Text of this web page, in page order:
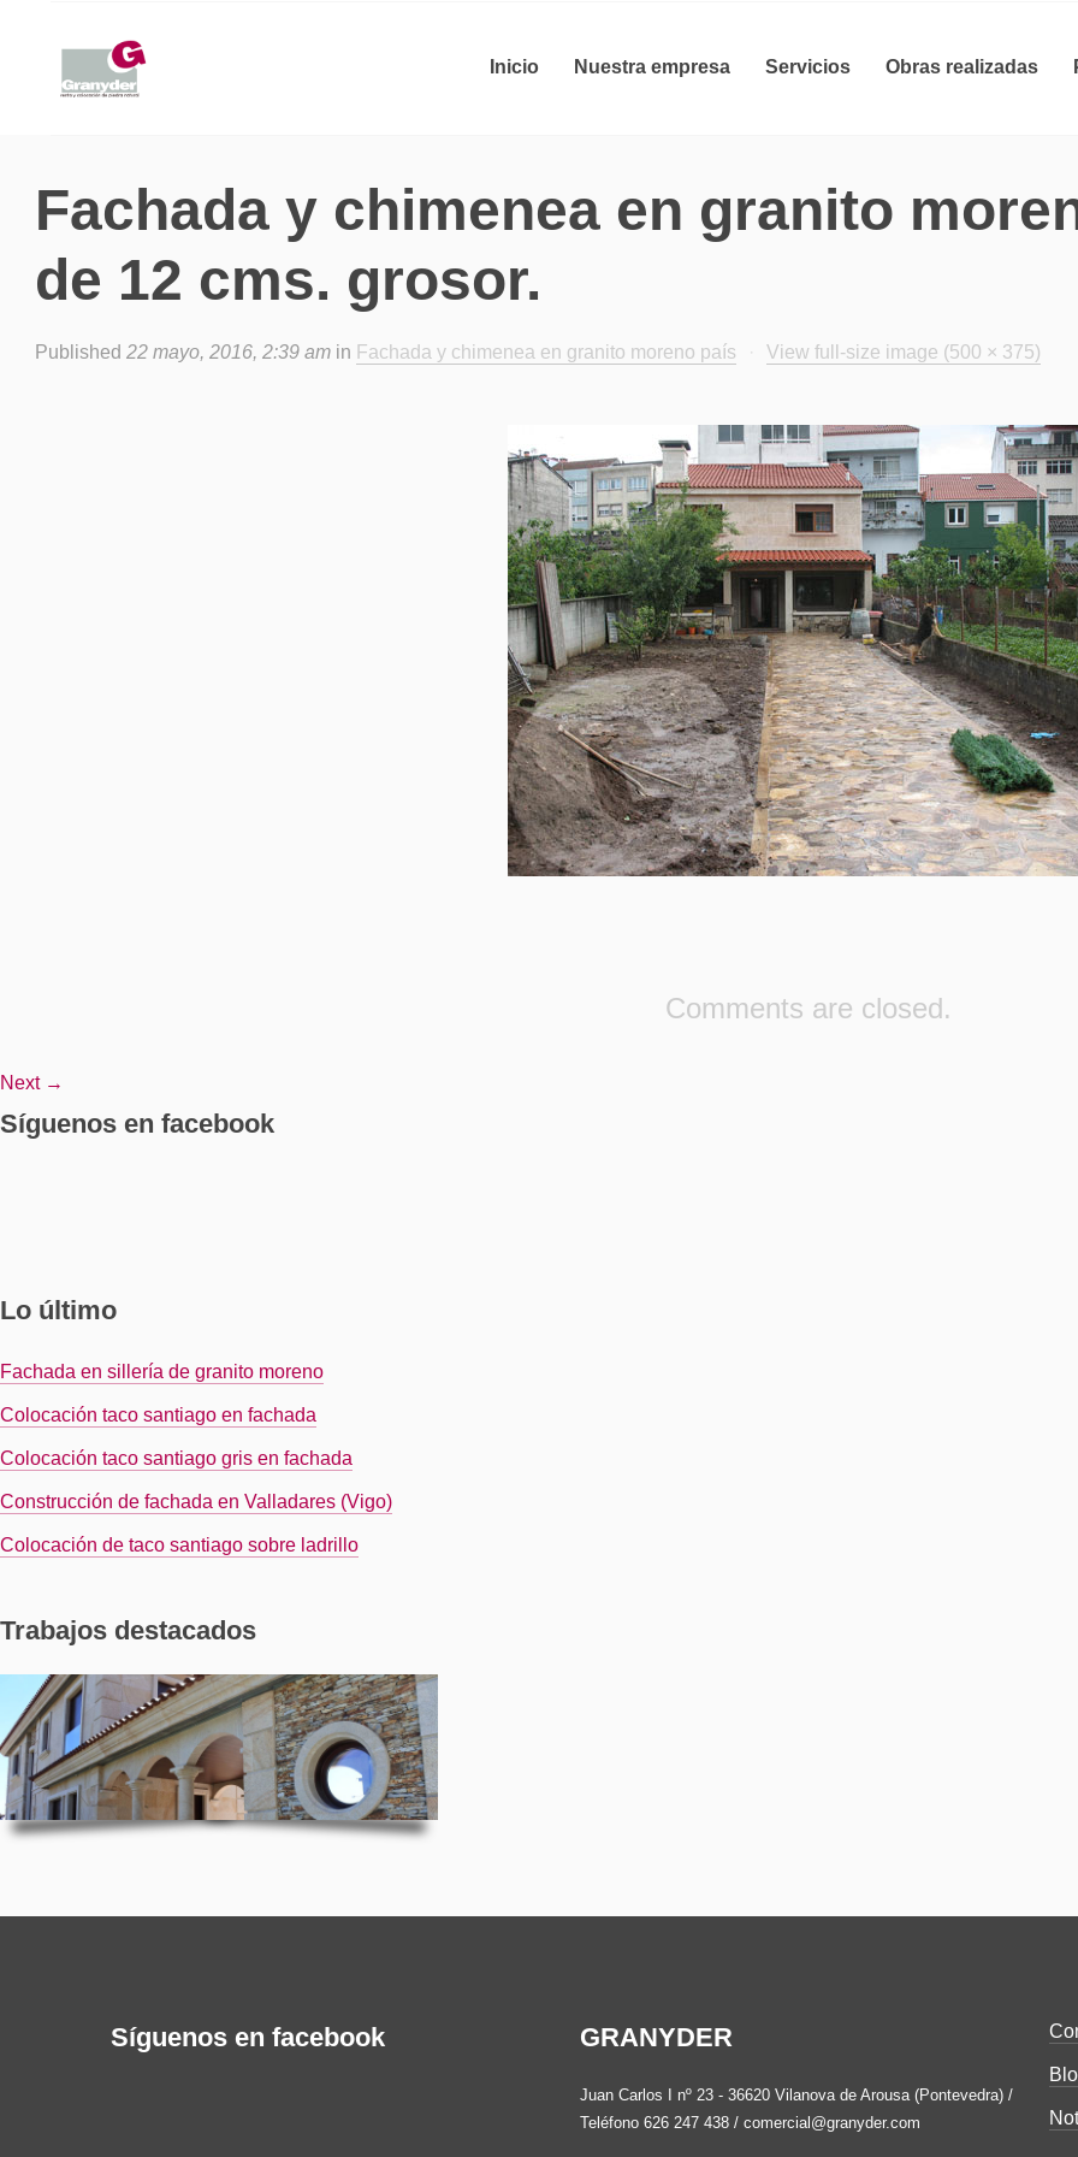
Inicio Nuestra empresa Servicios Obras realizadas
Fachada y chimenea en granito
de 12 cms. grosor.
Published22 mayo, 2016, 2:39 am in Fachada y chimenea en granito moreno país · View full-size image (500 × 375)
Comments are closed.
Next →
Síguenos en facebook
Lo último
Fachada en sillería de granito moreno
Colocación taco santiago en fachada
Colocación taco santiago gris en fachada
Construcción de fachada en Valladares (Vigo)
Colocación de taco santiago sobre ladrillo
Trabajos destacados
Síguenos en facebook GRANYDER
Juan Carlos I nº 23 - 36620 Vilanova de Arousa (Pontevedra) /
Teléfono 626 247 438 / comercial@granyder.com